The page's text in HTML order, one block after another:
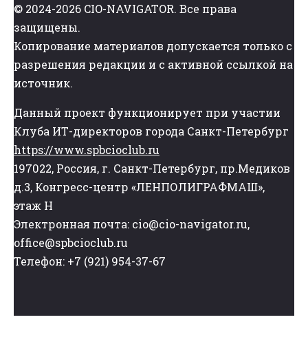
© 2024-2026 CIO-NAVIGATOR. Все права
защищены.
Копирование материалов допускается только с
разрешения редакции и с активной ссылкой на
источник.
Данный проект функционирует при участии
Клуба ИТ-директоров города Санкт-Петербург
https://www.spbcioclub.ru
197022, Россия, г. Санкт-Петербург, пр.Медиков
д.3, Конгресс-центр «ЛЕНПОЛИГРАФМАШ»,
этаж Н
Электронная почта: cio@cio-navigator.ru,
office@spbcioclub.ru
Телефон: +7 (921) 954-37-67